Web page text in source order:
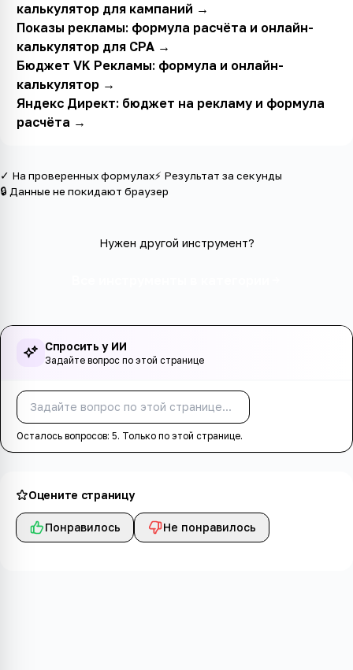
калькулятор для кампаний →
Показы рекламы: формула расчёта и онлайн-
калькулятор для CPA→
Бюджет VK Рекламы: формула и онлайн-
калькулятор→
Яндекс Директ: бюджет на рекламу и формула
расчёта →
✓ На проверенных формулах⚡ Результат за секунды
🔒 Данные не покидают браузер
Нужен другой инструмент?
Спросить у ИИ
Задайте вопрос по этой странице
Осталось вопросов: 5. Только по этой странице.
Оцените страницу
Понравилось Не понравилось